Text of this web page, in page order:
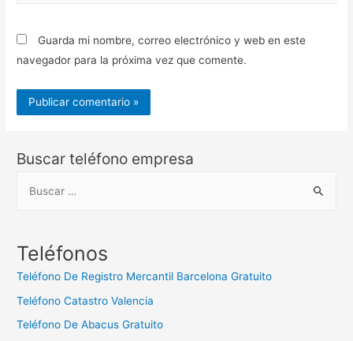
Guarda mi nombre, correo electrónico y web en este
navegador para la próxima vez que comente.
Buscar teléfono empresa
c
:
Teléfonos
Teléfono De Registro Mercantil Barcelona Gratuito
Teléfono Catastro Valencia
Teléfono De Abacus Gratuito